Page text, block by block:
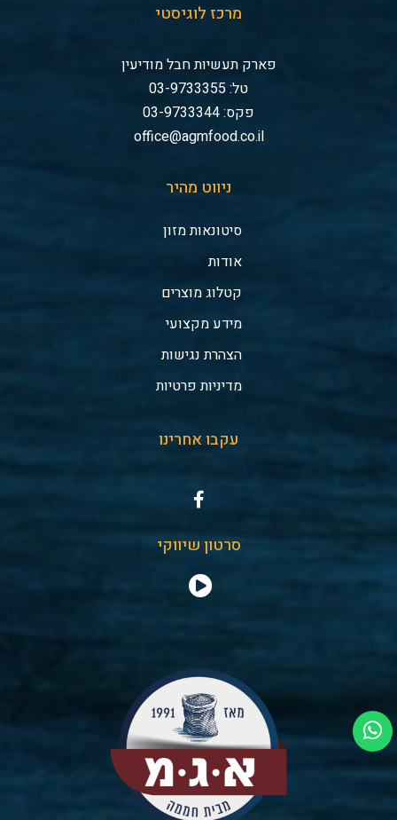
מרכז לוגיסטי
פארק תעשיות חבל מודיעין
טל: 03-9733355
פקס: 03-9733344
office@agmfood.co.il
ניווט מהיר
סיטונאות מזון
אודות
קטלוג מוצרים
מידע מקצועי
הצהרת נגישות
מדיניות פרטיות
עקבו אחרינו
סרטון שיווקי